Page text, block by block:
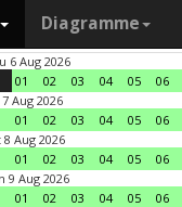
Diagramme
6 Aug 2026
01 02 03 04 05 06
Aug 2026
01 02 03 04 05 06
8 Aug 2026
01 02 03 04 05 06
9 Aug 2026
01 02 03 04 05 06